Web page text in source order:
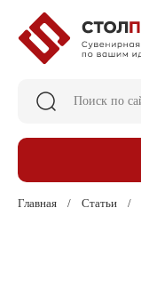
Главная Статьи